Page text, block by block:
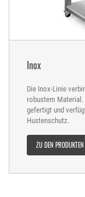
Inox
Die Inox-Linie
robustem
gefertigt und
Hustenschutz.
ZU DEN PRODUKTEN